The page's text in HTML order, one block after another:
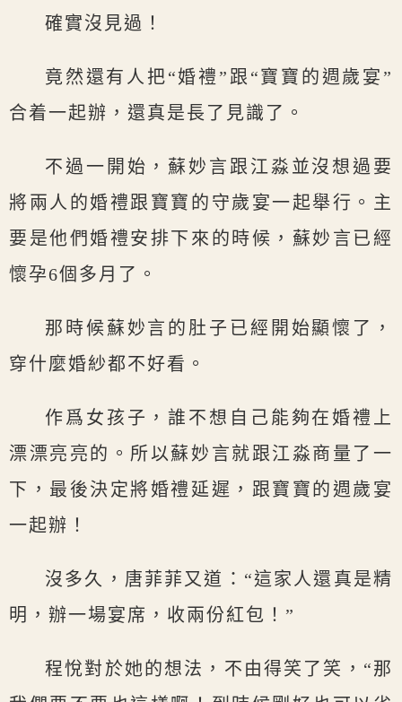
確實沒見過！
竟然還有人把“婚禮”跟“寶寶的週歲宴”
合着一起辦，還真是長了見識了。
不過一開始，蘇妙言跟江淼並沒想過要
將兩人的婚禮跟寶寶的守歲宴一起舉行。主
要是他們婚禮安排下來的時候，蘇妙言已經
懷孕6個多月了。
那時候蘇妙言的肚子已經開始顯懷了，
穿什麼婚紗都不好看。
作爲女孩子，誰不想自己能夠在婚禮上
漂漂亮亮的。所以蘇妙言就跟江淼商量了一
下，最後決定將婚禮延遲，跟寶寶的週歲宴
一起辦！
沒多久，唐菲菲又道：“這家人還真是精
明，辦一場宴席，收兩份紅包！”
程悅對於她的想法，不由得笑了笑，“那